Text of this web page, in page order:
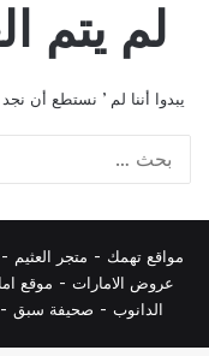
لم يتم
يبدوا أننا لم ’ نستطع أن
مواقع تهمك - متجر العثيم -
عروض الامارات - موقع
الدانوب - صحيفة سبق -